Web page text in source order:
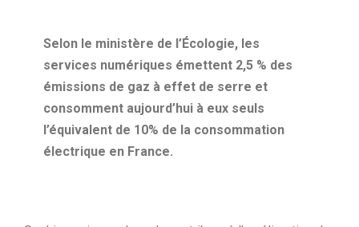
Selon le ministère de l’Écologie, les
services numériques émettent 2,5 % des
émissions de gaz à effet de serre et
consomment aujourd’hui à eux seuls
l’équivalent de 10% de la consommation
électrique en France.